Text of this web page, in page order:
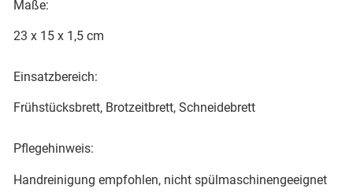
Maße:
23 x 15 x 1,5 cm
Einsatzbereich:
Frühstücksbrett, Brotzeitbrett, Schneidebrett
Pflegehinweis:
Handreinigung empfohlen, nicht spülmaschinengeeignet